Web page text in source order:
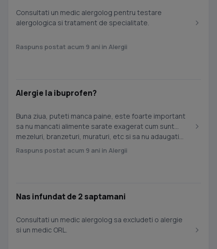
Consultati un medic alergolog pentru testare
alergologica si tratament de specialitate.
Raspuns postat acum 9 ani in Alergii
Alergie la ibuprofen?
Buna ziua, puteti manca paine, este foarte important
sa nu mancati alimente sarate exagerat cum sunt
mezeluri, branzeturi, muraturi, etc si sa nu adaugati...
Raspuns postat acum 9 ani in Alergii
Nas infundat de 2 saptamani
Consultati un medic alergolog sa excludeti o alergie
si un medic ORL.